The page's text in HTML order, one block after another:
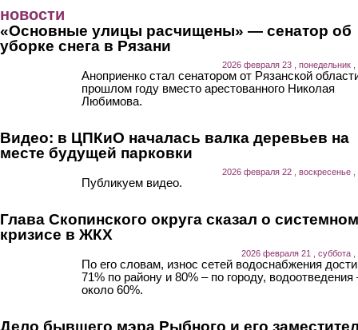
новости
«Основные улицы расчищены» — сенатор об
уборке снега в Рязани
2026 февраля 23 , понедельник ,
Аноприенко стал сенатором от Рязанской
прошлом году вместо арестованного Николая
Любимова.
Видео: в ЦПКиО началась валка деревьев на
месте будущей парковки
2026 февраля 22 , воскресенье ,
Публикуем видео.
Глава Скопинского округа сказал о системном
кризисе в ЖКХ
2026 февраля 21 , суббота ,
По его словам, износ сетей водоснабжения
71% по району и 80% – по городу, водоотведения
около 60%.
Дело бывшего мэра Рыбного и его